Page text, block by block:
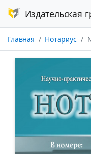
Издательская
Главная Нотариус